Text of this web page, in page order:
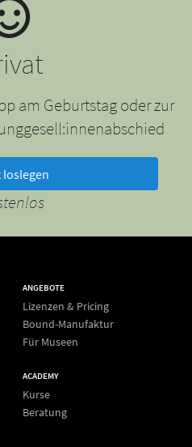
am Geburtstag oder zur
loslegen
ANGEBOTE
Lizenzen & Pricing
Bound-Manufaktur
Für Museen
ACADEMY
Kurse
Beratung